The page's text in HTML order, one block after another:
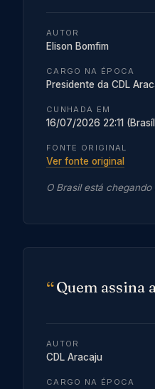
AUTOR
Elison Bomfim
CARGO NA ÉPOCA
Presidente da CDL
CUNHADA EM
16/07/2026 22:11
FONTE ORIGINAL
Ver fonte original
O Brasil está
Quem assina
AUTOR
CDL Aracaju
CARGO NA ÉPOCA